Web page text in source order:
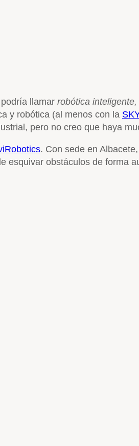
llamar robótica inteligente,
y robótica (al menos con la
pero no creo que haya
. Con sede en
esquivar obstáculos de forma